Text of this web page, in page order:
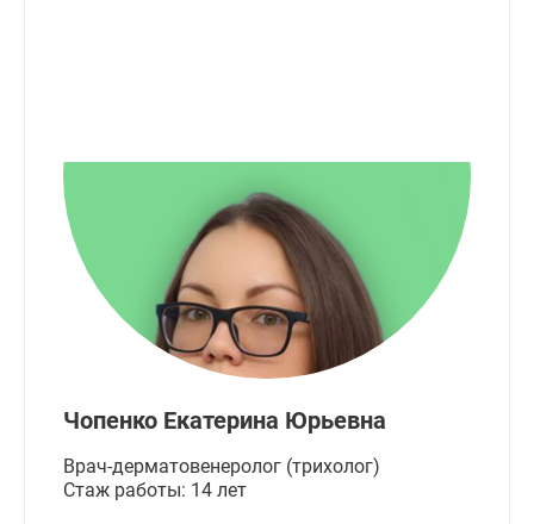
Чопенко Екатерина Юрьевна
Врач-дерматовенеролог (трихолог)
Стаж работы: 14 лет